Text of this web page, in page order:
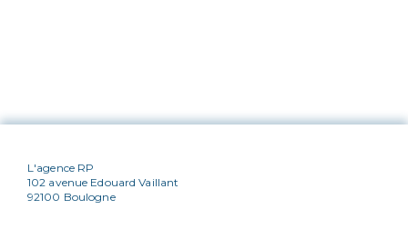
L'agence RP
102 avenue Edouard Vaillant
92100 Boulogne